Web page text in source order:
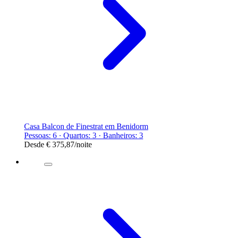
Casa Balcon de Finestrat em Benidorm
Pessoas: 6 · Quartos: 3 · Banheiros: 3
Desde € 375,87/noite